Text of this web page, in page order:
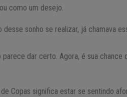
como um desejo.
sonho se realizar, já chamava
dar certo. Agora, é sua
Copas significa estar se sentindo